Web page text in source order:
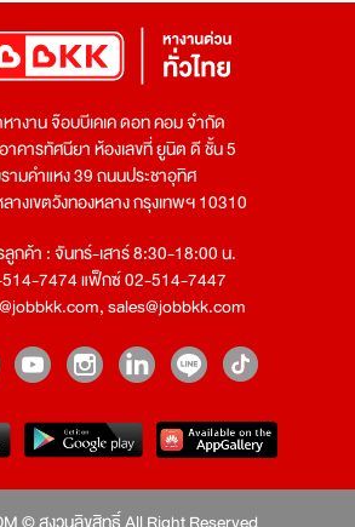
างาน จ๊อบบีเคเค ดอท คอม จำกัด
าคารทัศนียา ห้องเลขที่ ยูนิต ดี ชั้น 5
ามคำแหง 39 ถนนประชาอุทิศ
างเขตวังทองหลาง กรุงเทพฯ 10310
กค้า : จันทร์-เสาร์ 8:30-18:00 น.
514-7474 แฟ็กซ์ 02-514-7447
,sales@jobbkk.com